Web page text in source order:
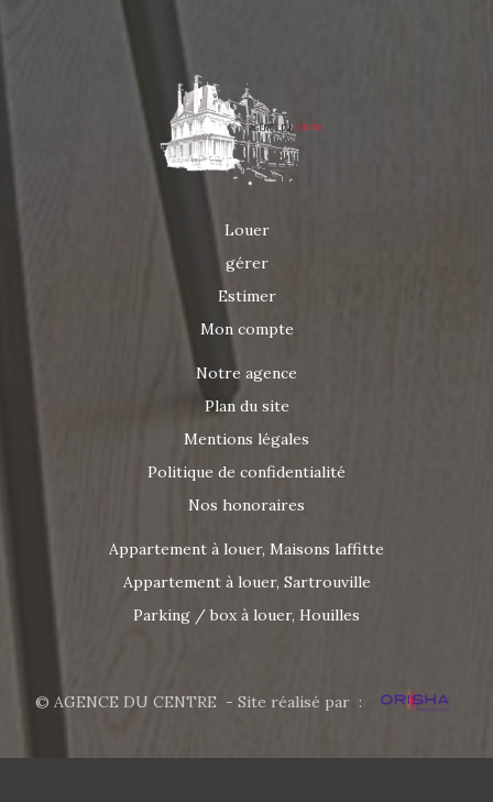
Louer
gérer
Estimer
Mon compte
Notre agence
Plan du site
Mentions légales
Politique de confidentialité
Nos honoraires
Appartement à louer, Maisons laffitte
Appartement à louer, Sartrouville
Parking / box à louer, Houilles
© AGENCE DU CENTRE - Site réalisé par :